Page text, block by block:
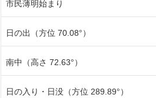
市民薄明始まり
日の出（方位 70.08°）
南中（高さ 72.63°）
日の入り・日没（方位 289.89°）